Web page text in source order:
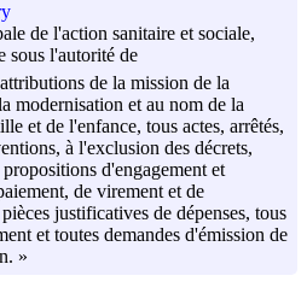
de l'action sanitaire et sociale,
sous l'autorité de
de la mission de la
modernisation et au nom de la
et de l'enfance, tous actes, arrêtés,
à l'exclusion des décrets,
d'engagement et
de virement et de
justificatives de dépenses, tous
et toutes demandes d'émission de
»